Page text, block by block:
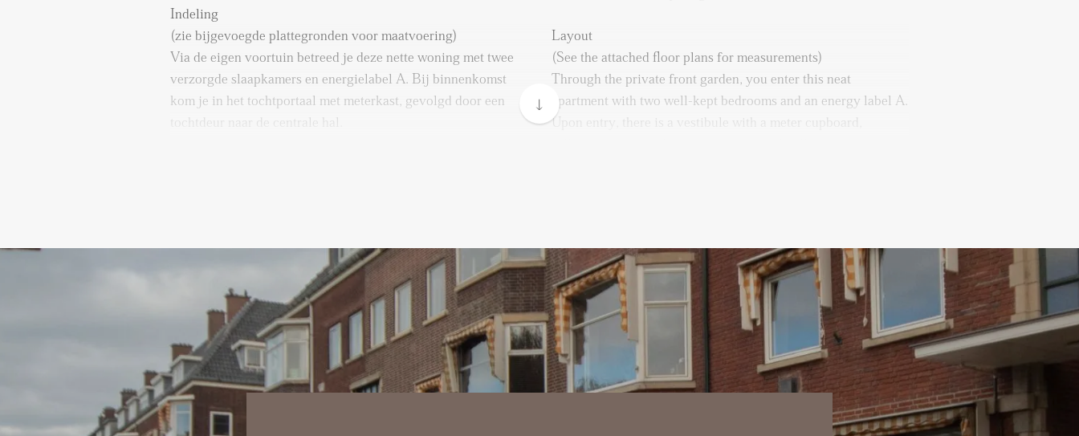
Indeling
(zie bijgevoegde plattegronden voor maatvoering)
Via de eigen voortuin betreed je deze nette woning met twee
verzorgde slaapkamers en energielabel A. Bij binnenkomst
kom je in het tochtportaal met meterkast, gevolgd door een
tochtdeur naar de centrale hal.
De kamers en suite zijn zowel vanuit de hal als onderling
toegankelijk. Aan de voorzijde bevindt zich de woonkamer
met erker en originele schouw. De eetkamer met open keuken
ligt aan de achterzijde en is bereikbaar via de karakteristieke
glas-in-lood schuifdeuren, geflankeerd door vaste kasten.
De moderne keuken is van alle gemakken voorzien: een
vaatwasser, inductiekookplaat, oven en koel-vriescombinatie.
Via een grote openslaande deuren heb je toegang tot de diepe
Layout
(See the attached floor plans for measurements)
Through the private front garden, you enter this neat
apartment with two well-kept bedrooms and an energy label A.
Upon entry, there is a vestibule with a meter cupboard,
shower, vanity unit, and a large designer radiator.
The en suite rooms are accessible both from the hallway and
internally. At the front is the living room with a bay window
and original fireplace. The dining room with open kitchen is
located at the rear and can be reached via characteristic
stained-glass sliding doors, flanked by built-in cabinets.
The modern kitchen is fully equipped with a dishwasher,
induction cooktop, oven, and fridge-freezer combination.